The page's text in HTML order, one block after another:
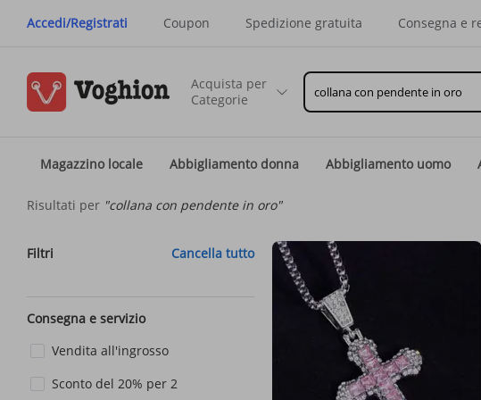
Accedi/Registrati Coupon Spedizione gratuita Consegna e
Acquista per
Categorie
Magazzino locale Abbigliamento donna Abbigliamento uomo
Risultati per "collana con pendente in oro"
Filtri Cancella tutto
Consegna e servizio
Vendita all'ingrosso
Sconto del 20% per 2